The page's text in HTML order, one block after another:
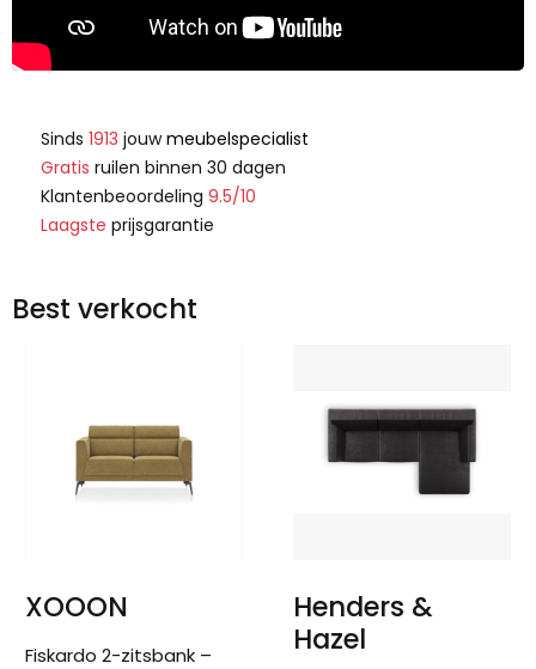
Sinds 1913 jouwmeubelspecialist
Gratis ruilen binnen 30 dagen
Klantenbeoordeling 9.5/10
Laagste prijsgarantie
Best verkocht
XOOON
Fiskardo 2-zitsbank –
Henders &
Hazel